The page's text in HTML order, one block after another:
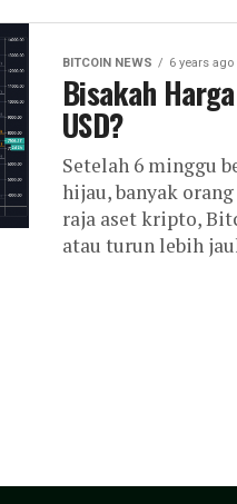
BITCOIN NEWS 6 years ago
Bisakah
USD?
Setelah 6 minggu
hijau, banyak
raja aset kripto,
atau turun lebih